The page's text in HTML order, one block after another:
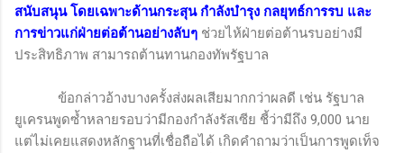
สนับสนุน โดยเฉพาะด้านกระสุน กำลังบำรุง กลยุทธ์การรบ และ
การข่าวแก่ฝ่ายต่อต้านอย่างลับๆ ช่วยไห้ฝ่ายต่อต้านรบอย่างมี
ประสิทธิภาพ สามารถต้านทานกองทัพรัฐบาล
ข้อกล่าวอ้างบางครั้งส่งผลเสียมากกว่าผลดี เช่น รัฐบาล
ยูเครนพูดซ้ำหลายรอบว่ามีกองกำลังรัสเซีย ชี้ว่ามีถึง 9,000 นาย
แต่ไม่เคยแสดงหลักฐานที่เชื่อถือได้ เกิดคำถามว่าเป็นการพูดเท็จ